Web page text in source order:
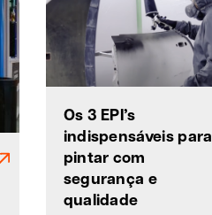
Os 3 EPI’s
indispensáveis para
pintar com
segurança e
qualidade